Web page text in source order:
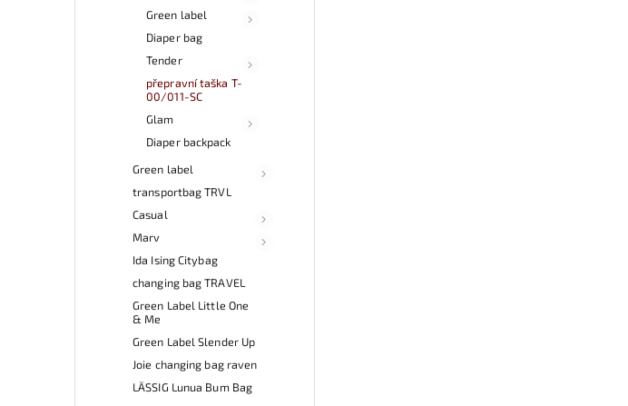
Green label
Diaper bag
Tender
přepravní taška T-
00/011-SC
Glam
Diaper backpack
Green label
transportbag TRVL
Casual
Marv
Ida Ising Citybag
changing bag TRAVEL
Green Label Little One
& Me
Green Label Slender Up
Joie changing bag raven
LÄSSIG Lunua Bum Bag